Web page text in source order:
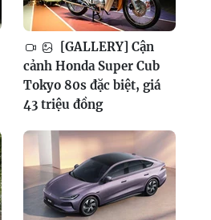
[GALLERY] Cận
cảnh Honda Super Cub
Tokyo 80s đặc biệt, giá
43 triệu đồng